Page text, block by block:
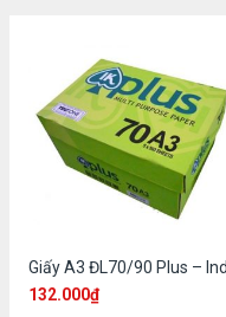
Giấy A3 ĐL70/90 Plus –
132.000₫